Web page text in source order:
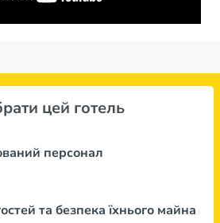
цей готель
персонал
та безпека їхнього майна